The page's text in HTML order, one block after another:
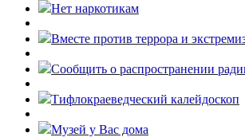
Нет наркотикам
Вместе против террора и
Cообщить о распространении
Тифлокраеведческий калейдоскоп
Музей у Вас дома